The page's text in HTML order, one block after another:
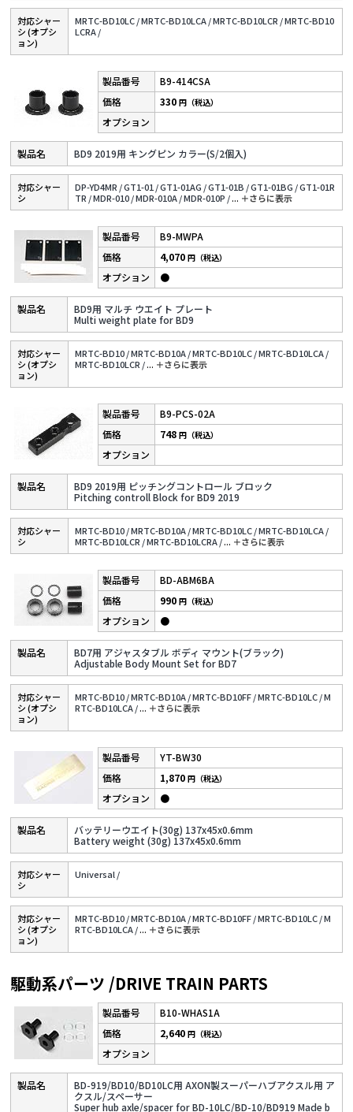
対応シャー
シ (オプシ
ョン)
MRTC-BD10LC /MRTC-BD10LCA /MRTC-BD10LCR /MRTC-BD10
LCRA /
B9-414CSA
BD9 2019用 キングピン カラー(S/2個入)
330円（税込）
対応シャー
シ
DP-YD4MR /GT1-01 /GT1-01AG /GT1-01B /GT1-01BG /GT1-01R
TR /MDR-010 /MDR-010A /MDR-010P /... ＋さらに表⽰
B9-MWPA
BD9用 マルチ ウエイト プレート
Multi weight plate for BD9
4,070円（税込）
●
対応シャー
シ (オプシ
ョン)
MRTC-BD10 /MRTC-BD10A /MRTC-BD10LC /MRTC-BD10LCA /
MRTC-BD10LCR /... ＋さらに表⽰
B9-PCS-02A
BD9 2019用 ピッチングコントロール ブロック
Pitching controll Block for BD9 2019
748円（税込）
対応シャー
シ
MRTC-BD10 /MRTC-BD10A /MRTC-BD10LC /MRTC-BD10LCA /
MRTC-BD10LCR /MRTC-BD10LCRA /... ＋さらに表⽰
BD-ABM6BA
BD7用 アジャスタブル ボディ マウント(ブラック)
Adjustable Body Mount Set for BD7
990円（税込）
●
対応シャー
シ (オプシ
ョン)
MRTC-BD10 /MRTC-BD10A /MRTC-BD10FF /MRTC-BD10LC /M
RTC-BD10LCA /... ＋さらに表⽰
YT-BW30
バッテリーウエイト(30g) 137x45x0.6mm
Battery weight (30g) 137x45x0.6mm
1,870円（税込）
●
対応シャー
シ
Universal /
対応シャー
シ (オプシ
ョン)
MRTC-BD10 /MRTC-BD10A /MRTC-BD10FF /MRTC-BD10LC /M
RTC-BD10LCA /... ＋さらに表⽰
駆動系パーツ /DRIVE TRAIN PARTS
B10-WHAS1A
BD-919/BD10/BD10LC用 AXON製スーパーハブアクスル用 ア
クスル/スペーサー
Super hub axle/spacer for BD-10LC/BD-10/BD919 Made b
2,640円（税込）